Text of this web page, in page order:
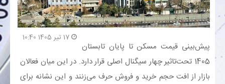
بیمه و بورس
انرژی
پیش‌بینی قیمت مسکن تا پایان تابستان
1405 تحت‌تاثیر چهار سیگنال اصلی قرار دارد. در این میان فعالان
بازار از افت حجم خرید و فروش حرف می‌زنند و این نشانه برای